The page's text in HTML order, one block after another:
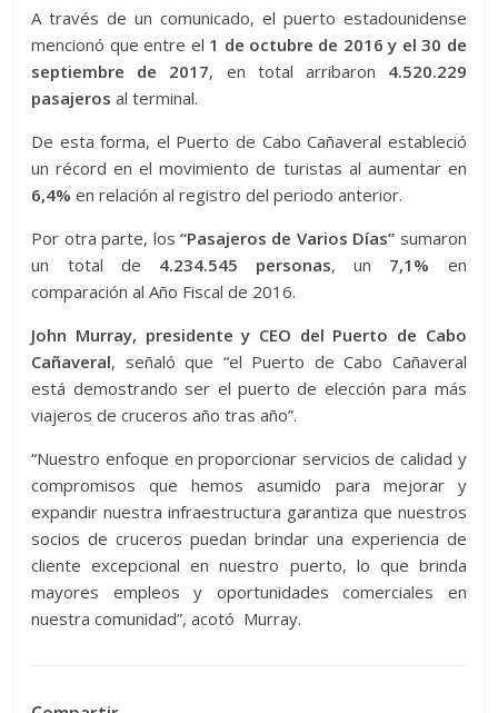
A través de un comunicado, el puerto estadounidense
mencionó que entre el 1 de octubre de 2016 y el 30 de
septiembre de 2017, en total arribaron 4.520.229
pasajeros al terminal.
De esta forma, el Puerto de Cabo Cañaveral estableció
un récord en el movimiento de turistas al aumentar en
6,4% en relación al registro del periodo anterior.
Por otra parte, los “Pasajeros de Varios Días” sumaron
un total de 4.234.545 personas, un 7,1% en
comparación al Año Fiscal de 2016.
John Murray, presidente y CEO del Puerto de Cabo
Cañaveral, señaló que “el Puerto de Cabo Cañaveral
está demostrando ser el puerto de elección para más
viajeros de cruceros año tras año”.
“Nuestro enfoque en proporcionar servicios de calidad y
compromisos que hemos asumido para mejorar y
expandir nuestra infraestructura garantiza que nuestros
socios de cruceros puedan brindar una experiencia de
cliente excepcional en nuestro puerto, lo que brinda
mayores empleos y oportunidades comerciales en
nuestra comunidad”, acotó Murray.